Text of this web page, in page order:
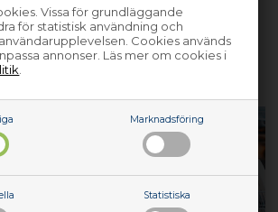
Vissa för grundläggande
för statistisk användning och
Cookies används
annonser. Läs mer om cookies i
Marknadsföring
Statistiska
ATT REPARERA DINA